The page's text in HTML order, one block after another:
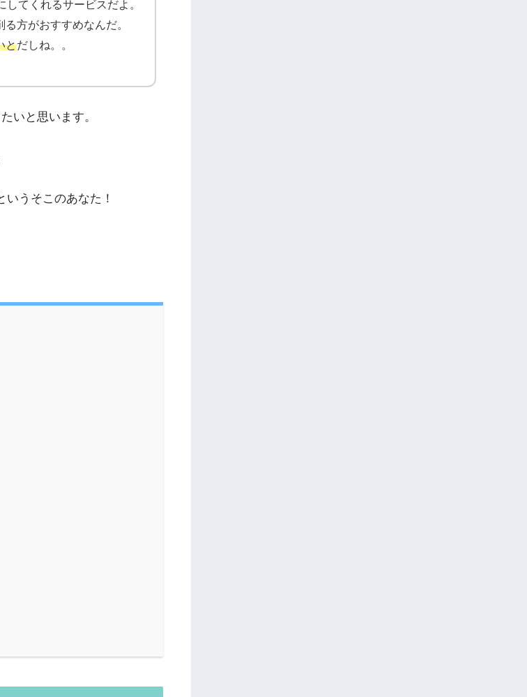
てくれるサービスだよ。
方がおすすめなんだ。
とだしね。。
いと思います。
いうそこのあなた！